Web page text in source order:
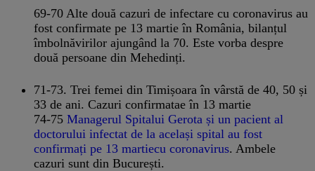
69-70 Alte două cazuri de infectare cu coronavirus au
fost confirmate pe 13 martie în România, bilanțul
îmbolnăvirilor ajungând la 70. Este vorba despre
două persoane din Mehedinți.
71-73. Trei femei din Timișoara în vârstă de 40, 50 și
33 de ani. Cazuri confirmatae în 13 martie
74-75 Managerul Spitalui Gerota și un pacient al
doctorului infectat de la același spital au fost
confirmați pe 13 martiecu coronavirus. Ambele
cazuri sunt din București.